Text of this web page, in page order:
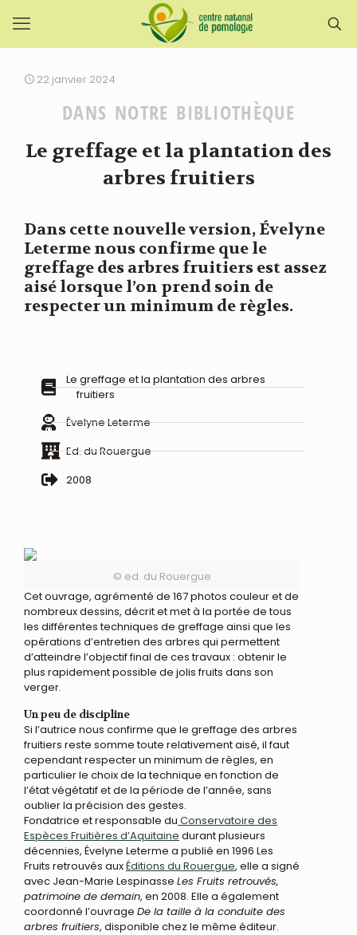
22 janvier 2024
DANS NOTRE BIBLIOTHÈQUE
Le greffage et la plantation des
arbres fruitiers
Dans cette nouvelle version, Évelyne
Leterme nous confirme que le
greffage des arbres fruitiers est assez
aisé lorsque l’on prend soin de
respecter un minimum de règles.
Le greffage et la plantation des arbres
fruitiers
Évelyne Leterme
Ed. du Rouergue
2008
© ed. du Rouergue
Cet ouvrage, agrémenté de 167 photos couleur et de
nombreux dessins, décrit et met à la portée de tous
les différentes techniques de greffage ainsi que les
opérations d’entretien des arbres qui permettent
d’atteindre l’objectif final de ces travaux : obtenir le
plus rapidement possible de jolis fruits dans son
verger.
Un peu de discipline
Si l’autrice nous confirme que le greffage des arbres
fruitiers reste somme toute relativement aisé, il faut
cependant respecter un minimum de règles, en
particulier le choix de la technique en fonction de
l’état végétatif et de la période de l’année, sans
oublier la précision des gestes.
Fondatrice et responsable du Conservatoire des
Espèces Fruitières d’Aquitaine durant plusieurs
décennies, Évelyne Leterme a publié en 1996 Les
Fruits retrouvés auxÉditions du Rouergue, elle a signé
avec Jean-Marie Lespinasse Les Fruits retrouvés,
patrimoine de demain, en 2008. Elle a également
coordonné l’ouvrage De la taille à la conduite des
arbres fruitiers, disponible chez le même éditeur.